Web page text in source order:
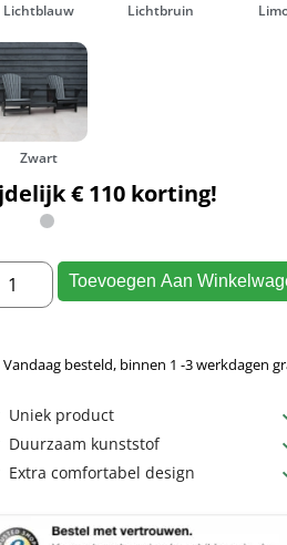
Lichtblauw Lichtbruin
Zwart
€ 110 korting!
Toevoegen Aan
Vandaag besteld, binnen 1 -3 werkdagen
Uniek product
Duurzaam kunststof
Extra comfortabel design